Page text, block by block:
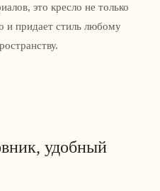
это кресло не только
и придает стиль любому
удобный